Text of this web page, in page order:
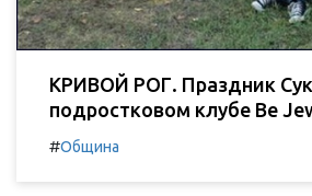
КРИВОЙ РОГ. Праздник
подростковом клубе Be
#Община